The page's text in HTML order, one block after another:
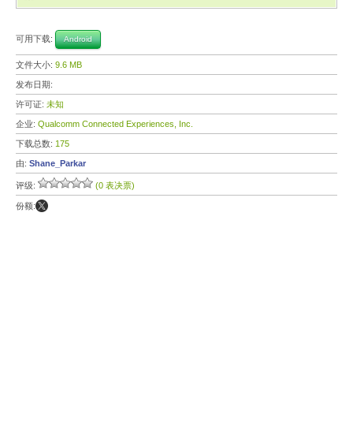
可用下载: Android
文件大小: 9.6 MB
发布日期:
许可证: 未知
企业: Qualcomm Connected Experiences, Inc.
下载总数: 175
由: Shane_Parkar
评级: (0 表决票)
份额: